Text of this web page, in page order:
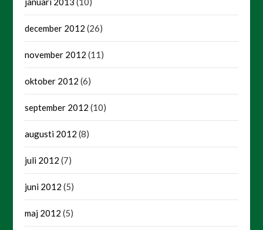
december 2012 (26)
november 2012 (11)
oktober 2012 (6)
september 2012 (10)
augusti 2012 (8)
juli 2012 (7)
juni 2012 (5)
maj 2012 (5)